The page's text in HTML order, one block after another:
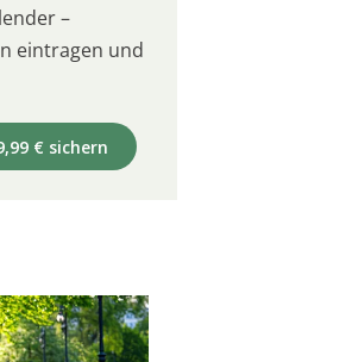
–
eintragen und
€ sichern